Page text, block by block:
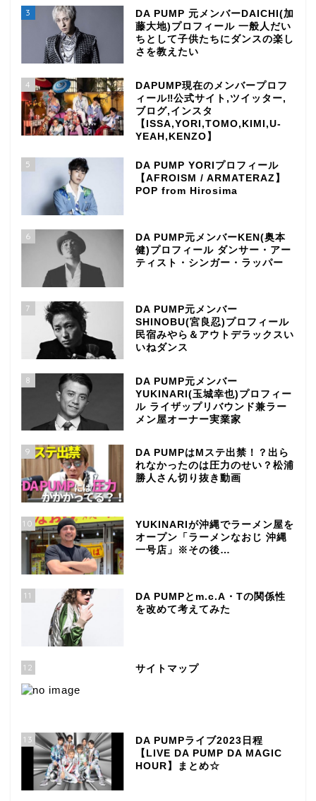
3
DA PUMP 元メンバーDAICHI(加
藤大地)プロフィール 一般人だい
ちとして子供たちにダンスの楽し
さを教えたい
4
DAPUMP現在のメンバープロフ
ィール‼公式サイト,ツイッター,
ブログ,インスタ
【ISSA,YORI,TOMO,KIMI,U-
YEAH,KENZO】
5
DA PUMP YORIプロフィール
【AFROISM / ARMATERAZ】
POP from Hirosima
6
DA PUMP元メンバーKEN(奥本
健)プロフィール ダンサー・アー
ティスト・シンガー・ラッパー
7
DA PUMP元メンバー
SHINOBU(宮良忍)プロフィール
民宿みやら＆アウトデラックスい
いねダンス
8
DA PUMP元メンバー
YUKINARI(玉城幸也)プロフィー
ル ライザップリバウンド兼ラー
メン屋オーナー実業家
9
DA PUMPはMステ出禁！？出ら
れなかったのは圧力のせい？松浦
勝人さん切り抜き動画
10
YUKINARIが沖縄でラーメン屋を
オープン「ラーメンなおじ 沖縄
一号店」※その後…
11
DA PUMPとm.c.A・Tの関係性
を改めて考えてみた
12 サイトマップ
13
DA PUMPライブ2023日程
【LIVE DA PUMP DA MAGIC
HOUR】まとめ☆